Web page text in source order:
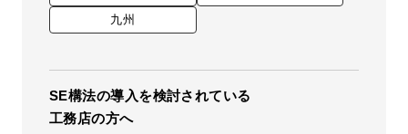
九州
SE構法の導入を検討されている
工務店の方へ